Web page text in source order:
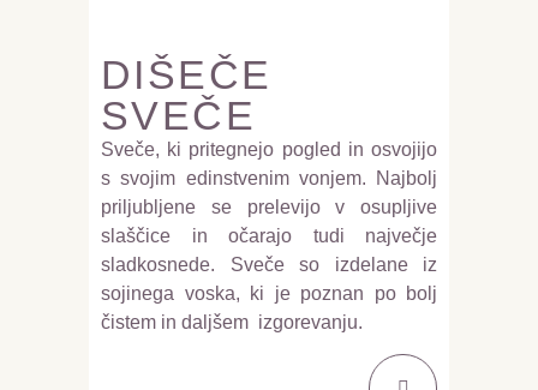
DIŠEČE
SVEČE
Sveče, ki pritegnejo pogled in osvojijo
s svojim edinstvenim vonjem. Najbolj
priljubljene se prelevijo v osupljive
slaščice in očarajo tudi največje
sladkosnede. Sveče so izdelane iz
sojinega voska, ki je poznan po bolj
čistem in daljšem izgorevanju.